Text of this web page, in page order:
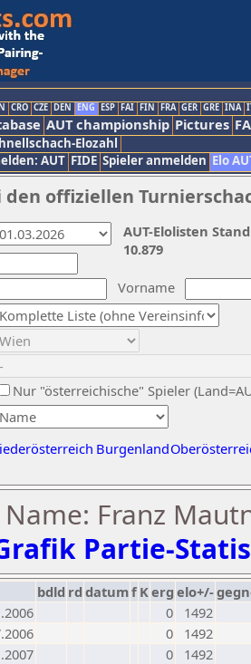
CRO CZE DEN ENG ESP FAI FIN FRA GER GRE INA
AUT championship Pictures
Elozahl
AUT FIDE Spieler anmelden Elo
offiziellen
Vorname
Nur "österreichische" Spieler
Burgenland
AUT-Elolisten
10.879
Name: Franz
Partie-
bdld rd datumf Kerg elo+/-
0
1492
0
1492
0
1492